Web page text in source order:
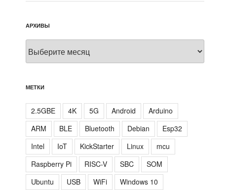
АРХИВЫ
Архивы
МЕТКИ
2.5GBE 4K 5G Android
Arduino
ARM
BLE Bluetooth Debian
Esp32
Intel
IoT KickStarter Linux
mcu
Raspberry Pi
RISC-V SBC
SOM
Ubuntu
USB WiFi
Windows 10